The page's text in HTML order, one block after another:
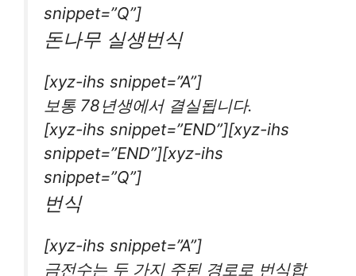
snippet=”Q”]
돈나무 실생번식
[xyz-ihs snippet=”A”]
보통 78년생에서 결실됩니다.
[xyz-ihs snippet=”END”][xyz-ihs
snippet=”END”][xyz-ihs
snippet=”Q”]
번식
[xyz-ihs snippet=”A”]
금전수는 두 가지 주된 경로로 번식합